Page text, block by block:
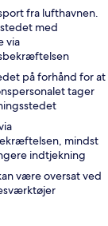
fra lufthavnen.
med
via
på forhånd for at
tager
mindst
indtjekning
være oversat ved